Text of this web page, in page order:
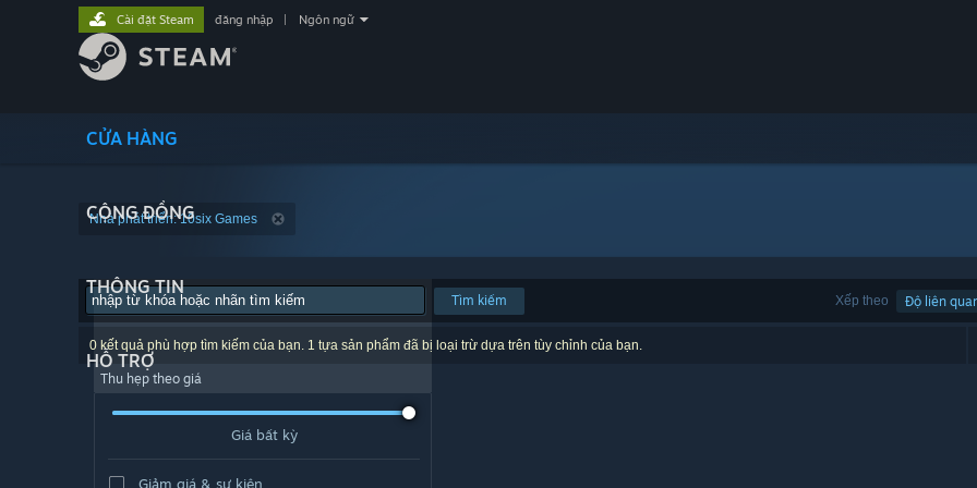
CỬA HÀNG
CỘNG ĐỒNG
THÔNG TIN
HỖ TRỢ
Cài đặt Steam đăng nhập Ngôn ngữ
Nhà phát triển: 10six Games
Xếp theo Độ liên
Tìm kiếm
0 kết quả phù hợp tìm kiếm của bạn. 1 tựa sản phẩm đã bị loại trừ dựa trên tùy chỉnh của bạn.
Thu hẹp theo giá
Giá bất kỳ
Giảm giá & sự kiện